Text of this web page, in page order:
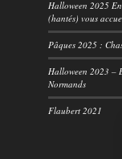
Halloween 2025
(hantés) vous
Pâques 2025 :
Halloween 2023 –
Normands
Flaubert 2021